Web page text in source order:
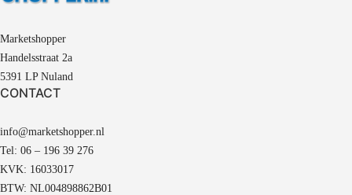
Marketshopper
Handelsstraat 2a
5391 LP Nuland
CONTACT
info@marketshopper.nl
Tel: 06 – 196 39 276
KVK: 16033017
BTW: NL004898862B01